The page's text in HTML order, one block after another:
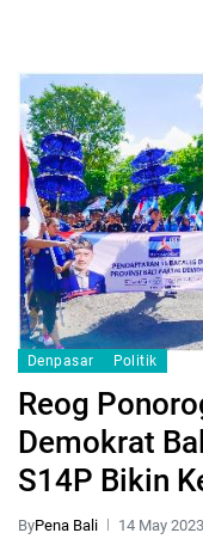
Denpasar Politik
Reog
Demokrat
S14P Bikin
ByPena Bali 14 May 2023